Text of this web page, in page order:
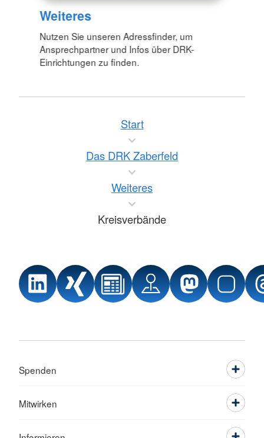
Weiteres
Nutzen Sie unseren Adressfinder, um
Ansprechpartner und Infos über DRK-
Einrichtungen zu finden.
Start
Das DRK Zaberfeld
Weiteres
Kreisverbände
Spenden
Mitwirken